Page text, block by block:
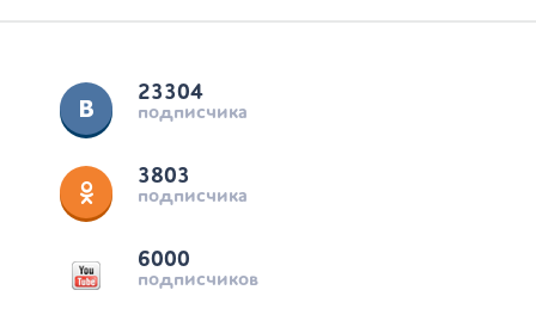
23304
подписчика
3803
подписчика
6000
подписчиков